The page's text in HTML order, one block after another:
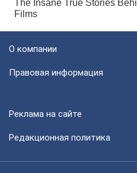
О компании
Правовая информация
Реклама на сайте
Редакционная политика